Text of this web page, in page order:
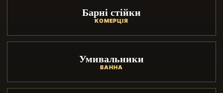
Барні стійки
КОМЕРЦІЯ
Умивальники
ВАННА